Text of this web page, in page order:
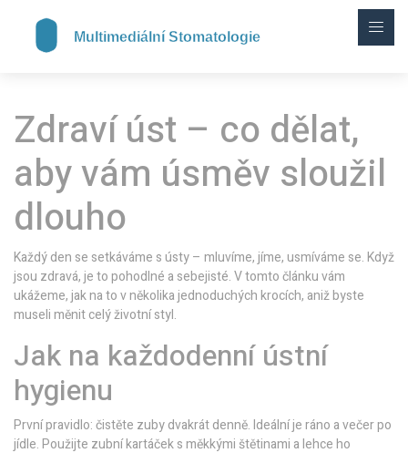
Zdraví úst – co dělat,
aby vám úsměv sloužil
dlouho
Každý den se setkáváme s ústy – mluvíme, jíme, usmíváme se. Když
jsou zdravá, je to pohodlné a sebejisté. V tomto článku vám
ukážeme, jak na to v několika jednoduchých krocích, aniž byste
museli měnit celý životní styl.
Jak na každodenní ústní
hygienu
První pravidlo: čistěte zuby dvakrát denně. Ideální je ráno a večer po
jídle. Použijte zubní kartáček s měkkými štětinami a lehce ho